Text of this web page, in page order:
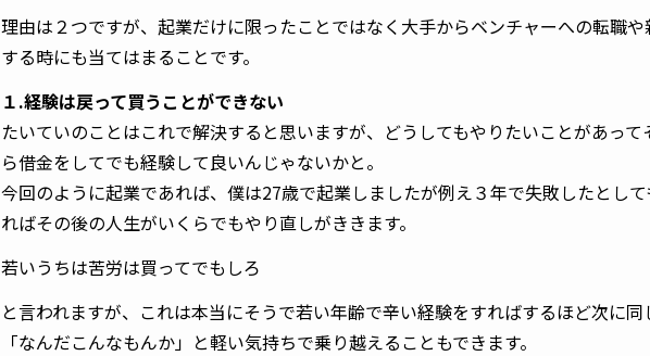
理由は２つですが、起業だけに限ったことではなく大手からベンチャーへの転職
する時にも当てはまることです。
１.経験は戻って買うことができない
たいていのことはこれで解決すると思いますが、どうしてもやりたいことがあって
ら借金をしてでも経験して良いんじゃないかと。
今回のように起業であれば、僕は27歳で起業しましたが例え３年で失敗したとし
ればその後の人生がいくらでもやり直しがききます。
若いうちは苦労は買ってでもしろ
と言われますが、これは本当にそうで若い年齢で辛い経験をすればするほど次に同
「なんだこんなもんか」と軽い気持ちで乗り越えることもできます。